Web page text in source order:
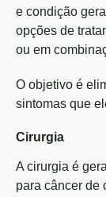
e condição
opções de
ou em
O objetivo é
sintomas que
Cirurgia
A cirurgia é
para câncer de